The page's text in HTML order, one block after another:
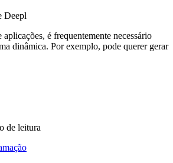
Deepl
é frequentemente necessário
dinâmica. Por exemplo, pode querer gerar
de leitura